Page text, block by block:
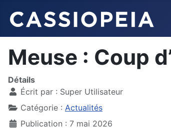
Meuse : Coup
Détails
Écrit par : Super Utilisateur
Catégorie : Actualités
Publication : 7 mai 2026